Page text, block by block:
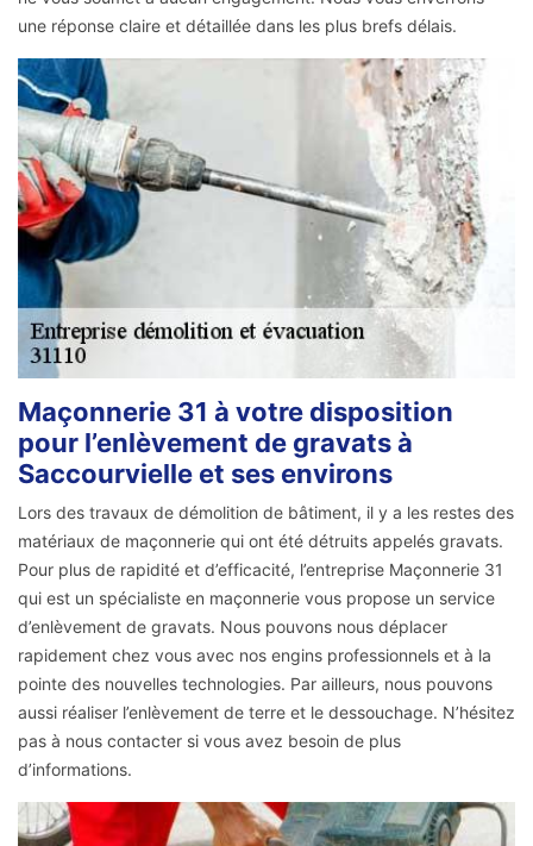
une réponse claire et détaillée dans les plus brefs délais.
Maçonnerie 31 à votre disposition
pour l’enlèvement de gravats à
Saccourvielle et ses environs
Lors des travaux de démolition de bâtiment, il y a les restes des
matériaux de maçonnerie qui ont été détruits appelés gravats.
Pour plus de rapidité et d’efficacité, l’entreprise Maçonnerie 31
qui est un spécialiste en maçonnerie vous propose un service
d’enlèvement de gravats. Nous pouvons nous déplacer
rapidement chez vous avec nos engins professionnels et à la
pointe des nouvelles technologies. Par ailleurs, nous pouvons
aussi réaliser l’enlèvement de terre et le dessouchage. N’hésitez
pas à nous contacter si vous avez besoin de plus
d’informations.